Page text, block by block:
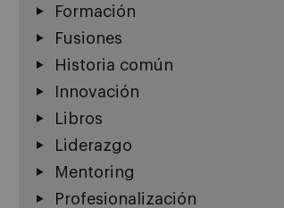
Formación
Fusiones
Historia común
Innovación
Libros
Liderazgo
Mentoring
Profesionalización